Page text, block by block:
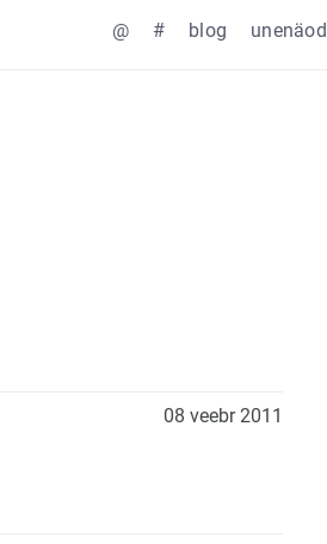
@ # blog unenäod
08 veebr 2011